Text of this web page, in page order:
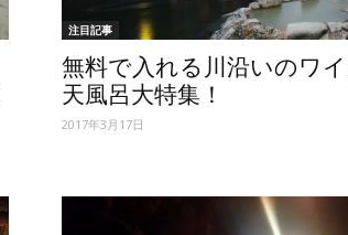
【ユ
ッ
注目記事
無料で入れる川沿いのワ
天風呂大特集！
2017年3月17日